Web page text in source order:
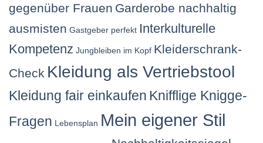
gegenüber Frauen Garderobe nachhaltig
ausmisten Gastgeber perfekt Interkulturelle
Kompetenz Jungbleiben im Kopf Kleiderschrank-
Check Kleidung als Vertriebstool
Kleidung fair einkaufen Knifflige Knigge-
Fragen Lebensplan Mein eigener Stil